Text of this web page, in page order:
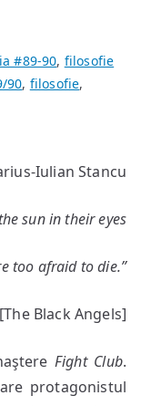
#89-90, filosofie
90, filosofie,
Iulian Stancu
sun in their eyes
too afraid to die.”
[The Black Angels]
Fight Club.
protagonistul